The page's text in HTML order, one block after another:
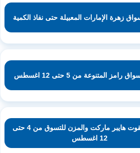
زهرة الإمارات المعبيلة حتى نفاذ الكمية
المتنوعة من 5 حتى 12 اغسطس
عروض القوت هايبر ماركت والمزن للتسوق من 4 حتى
12 اغسطس